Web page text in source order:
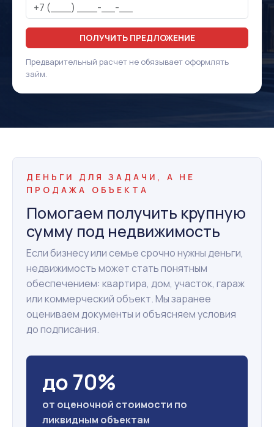
ПОЛУЧИТЬ ПРЕДЛОЖЕНИЕ
Предварительный расчет не обязывает оформлять
займ.
ДЕНЬГИ ДЛЯ ЗАДАЧИ, А НЕ
ПРОДАЖА ОБЪЕКТА
Помогаем получить крупную
сумму под недвижимость
Если бизнесу или семье срочно нужны деньги,
недвижимость может стать понятным
обеспечением: квартира, дом, участок, гараж
или коммерческий объект. Мы заранее
оцениваем документы и объясняем условия
до подписания.
до 70%
от оценочной стоимости по
ликвидным объектам